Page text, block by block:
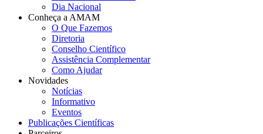
Dia Nacional
Conheça a AMAM
O Que Fazemos
Diretoria
Conselho Científico
Assistência Complementar
Como Ajudar
Novidades
Notícias
Informativo
Eventos
Publicações Científicas